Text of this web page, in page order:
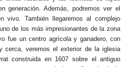
generación. Además, podremos ver el
vivo. También llegaremos al complejo
de los más impresionantes de la zona
fue un centro agrícola y ganadero, con
cerca, veremos el exterior de la iglesia
construida en 1607 sobre el antiguo